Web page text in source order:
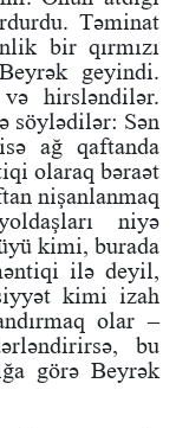
Təminat
bir qırmızı
geyindi.
hirsləndilər.
söylədilər: Sən
ağ qaftanda
olaraq bəraət
nişanlanmaq
niyə
kimi, burada
ilə deyil,
kimi izah
olar –
bu
görə Beyrək